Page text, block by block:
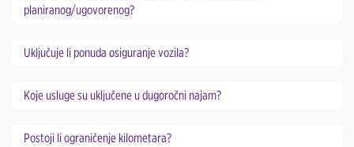
planiranog/ugovorenog?
Uključuje li ponuda osiguranje vozila?
Koje usluge su uključene u dugoročni najam?
Postoji li ograničenje kilometara?